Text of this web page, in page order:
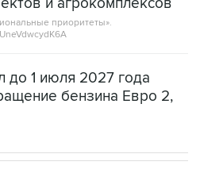
приоритеты».
1 июля 2027 года
бензина Евро 2,